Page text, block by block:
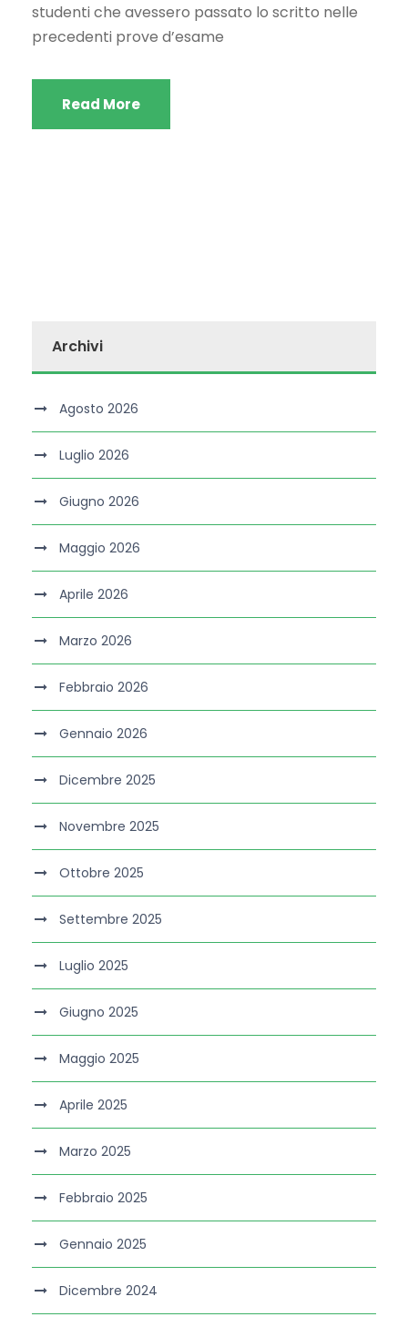
studenti che avessero passato lo scritto nelle
precedenti prove d’esame
Read More
Archivi
Agosto 2026
Luglio 2026
Giugno 2026
Maggio 2026
Aprile 2026
Marzo 2026
Febbraio 2026
Gennaio 2026
Dicembre 2025
Novembre 2025
Ottobre 2025
Settembre 2025
Luglio 2025
Giugno 2025
Maggio 2025
Aprile 2025
Marzo 2025
Febbraio 2025
Gennaio 2025
Dicembre 2024